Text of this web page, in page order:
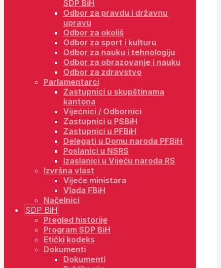
SDP BiH
Odbor za pravdu i državnu
upravu
Odbor za okoliš
Odbor za sport i kulturu
Odbor za nauku i tehnologiju
Odbor za obrazovanje i nauku
Odbor za zdravstvo
Parlamentarci
Zastupnici u skupštinama
kantona
Vijećnici / Odbornici
Zastupnici u PSBiH
Zastupnici u PFBiH
Delegati u Domu naroda PFBiH
Poslanici u NSRS
Izaslanici u Vijeću naroda RS
Izvršna vlast
Vijeće ministara
Vlada FBiH
Načelnici
SDP BiH
Pregled historije
Program SDP BiH
Etički kodeks
Dokumenti
Dokumenti